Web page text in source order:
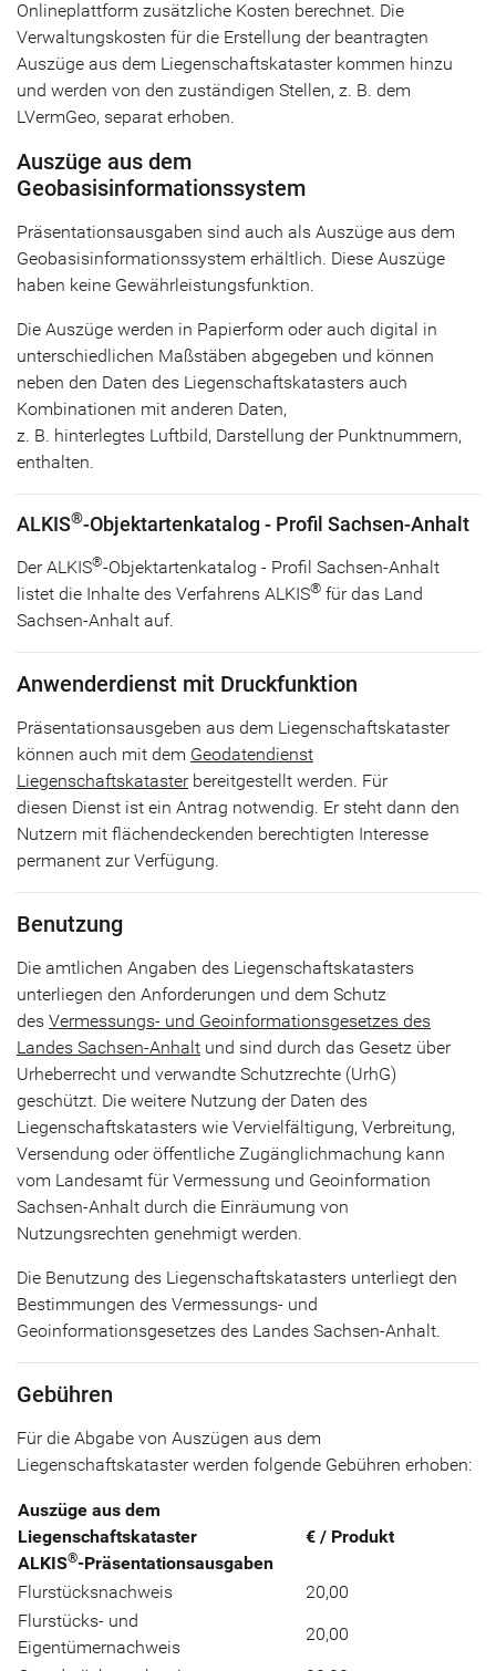
Onlineplattform zusätzliche Kosten berechnet. Die
Verwaltungskosten für die Erstellung der beantragten
Auszüge aus dem Liegenschaftskataster kommen hinzu
und werden von den zuständigen Stellen, z. B. dem
LVermGeo, separat erhoben.
Auszüge aus dem
Geobasisinformationssystem
Präsentationsausgaben sind auch als Auszüge aus dem
Geobasisinformationssystem erhältlich. Diese Auszüge
haben keine Gewährleistungsfunktion.
Die Auszüge werden in Papierform oder auch digital in
unterschiedlichen Maßstäben abgegeben und können
neben den Daten des Liegenschaftskatasters auch
Kombinationen mit anderen Daten,
z. B. hinterlegtes Luftbild, Darstellung der Punktnummern,
enthalten.
ALKIS®-Objektartenkatalog - Profil Sachsen-Anhalt
Der ALKIS®-Objektartenkatalog - Profil Sachsen-Anhalt
listet die Inhalte des Verfahrens ALKIS® für das Land
Sachsen-Anhalt auf.
Anwenderdienst mit Druckfunktion
Präsentationsausgeben aus dem Liegenschaftskataster
können auch mit dem Geodatendienst
Liegenschaftskatasterbereitgestellt werden. Für
diesen Dienst ist ein Antrag notwendig. Er steht dann den
Nutzern mit flächendeckenden berechtigten Interesse
permanent zur Verfügung.
Benutzung
Die amtlichen Angaben des Liegenschaftskatasters
unterliegen den Anforderungen und dem Schutz
des Vermessungs- und Geoinformationsgesetzes des
Landes Sachsen-Anhalt und sind durch das Gesetz über
Urheberrecht und verwandte Schutzrechte (UrhG)
geschützt. Die weitere Nutzung der Daten des
Liegenschaftskatasters wie Vervielfältigung, Verbreitung,
Versendung oder öffentliche Zugänglichmachung kann
vom Landesamt für Vermessung und Geoinformation
Sachsen-Anhalt durch die Einräumung von
Nutzungsrechten genehmigt werden.
Die Benutzung des Liegenschaftskatasters unterliegt den
Bestimmungen des Vermessungs- und
Geoinformationsgesetzes des Landes Sachsen-Anhalt.
Gebühren
Für die Abgabe von Auszügen aus dem
Liegenschaftskataster werden folgende Gebühren erhoben:
Auszüge aus dem
Liegenschaftskataster
ALKIS®-Präsentationsausgaben
€ / Produkt
Flurstücksnachweis
20,00
Flurstücks- und
Eigentümernachweis
20,00